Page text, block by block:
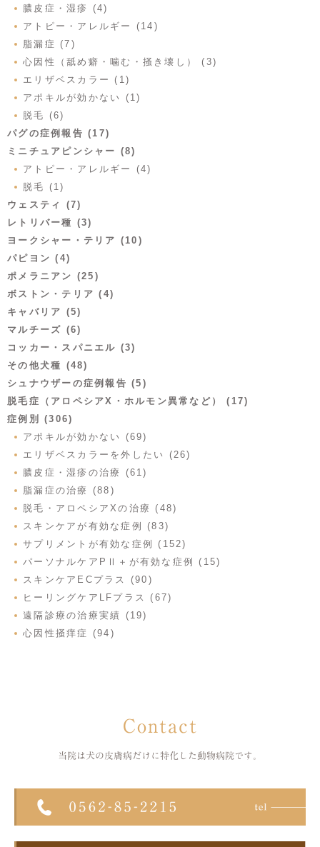
膿皮症・湿疹 (4)
アトピー・アレルギー (14)
脂漏症 (7)
心因性（舐め癖・噛む・掻き壊し） (3)
エリザベスカラー (1)
アポキルが効かない (1)
脱毛 (6)
パグの症例報告 (17)
ミニチュアピンシャー (8)
アトピー・アレルギー (4)
脱毛 (1)
ウェスティ (7)
レトリバー種 (3)
ヨークシャー・テリア (10)
パピヨン (4)
ポメラニアン (25)
ボストン・テリア (4)
キャバリア (5)
マルチーズ (6)
コッカー・スパニエル (3)
その他犬種 (48)
シュナウザーの症例報告 (5)
脱毛症（アロペシアX・ホルモン異常など） (17)
症例別 (306)
アポキルが効かない (69)
エリザベスカラーを外したい (26)
膿皮症・湿疹の治療 (61)
脂漏症の治療 (88)
脱毛・アロペシアXの治療 (48)
スキンケアが有効な症例 (83)
サプリメントが有効な症例 (152)
パーソナルケアPⅡ＋が有効な症例 (15)
スキンケアECプラス (90)
ヒーリングケアLFプラス (67)
遠隔診療の治療実績 (19)
心因性掻痒症 (94)
Contact
当院は犬の皮膚病だけに特化した 動物病院です。